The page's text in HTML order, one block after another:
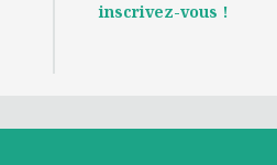
inscrivez-vous !